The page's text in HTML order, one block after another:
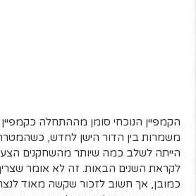
הקמפיין הנוכחי סומן מההתחלה כקמפיין
משמרות בין הדור הישן לחדש,
הייתה לשלב כמה שיותר מהשחקנים
לקראת השנים הבאות.זה לא אומר
כמובן, אך חשוב לזכור שקשה מאוד